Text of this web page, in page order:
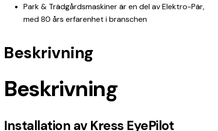
Park & Trädgårdsmaskiner är en del av Elektro-Pär,
med 80 års erfarenhet i branschen
Beskrivning
Beskrivning
Installation av Kress EyePilot